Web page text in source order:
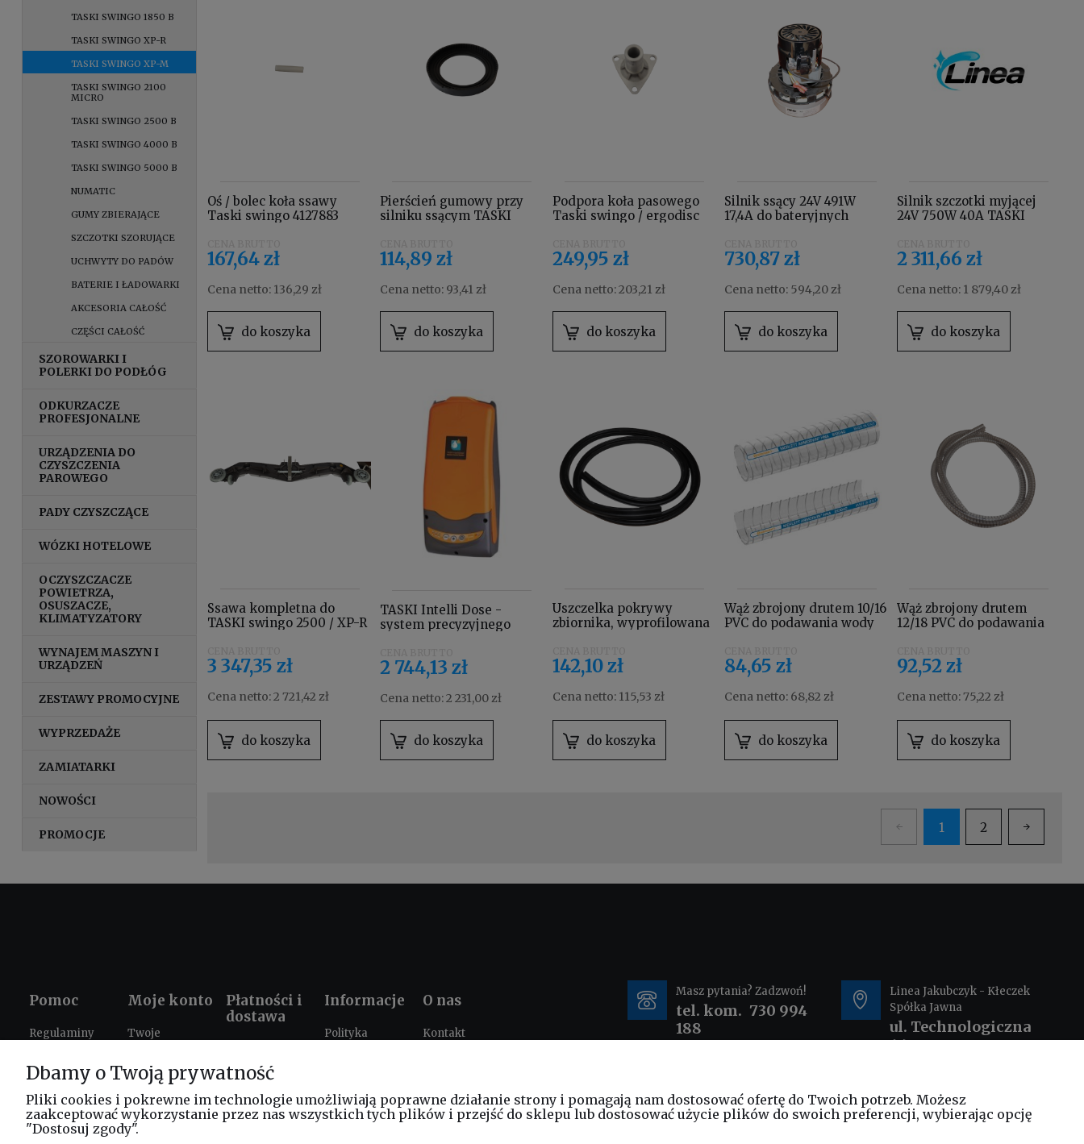
TASKI SWINGO 1850 B
TASKI SWINGO XP-R
TASKI SWINGO XP-M
TASKI SWINGO 2100
MICRO
TASKI SWINGO 2500 B
TASKI SWINGO 4000 B
TASKI SWINGO 5000 B
NUMATIC
GUMY ZBIERAJĄCE
SZCZOTKI SZORUJĄCE
UCHWYTY DO PADÓW
BATERIE I ŁADOWARKI
AKCESORIA CAŁOŚĆ
CZĘŚCI CAŁOŚĆ
SZOROWARKI I
POLERKI DO PODŁÓG
ODKURZACZE
PROFESJONALNE
URZĄDZENIA DO
CZYSZCZENIA
PAROWEGO
PADY CZYSZCZĄCE
WÓZKI HOTELOWE
OCZYSZCZACZE
POWIETRZA,
OSUSZACZE,
KLIMATYZATORY
WYNAJEM MASZYN I
URZĄDZEŃ
ZESTAWY PROMOCYJNE
WYPRZEDAŻE
ZAMIATARKI
NOWOŚCI
PROMOCJE
Oś / bolec koła ssawy
Taski swingo 4127883
167,64 zł
Cena netto: 136,29 zł
do koszyka
Pierścień gumowy przy
silniku ssącym TASKI
114,89 zł
Cena netto: 93,41 zł
do koszyka
Podpora koła pasowego
Taski swingo / ergodisc
249,95 zł
Cena netto:203,21 zł
do koszyka
Silnik ssący 24V 491W
17,4A do bateryjnych
1650 / 1850 / XP / 2100
4134417
730,87 zł
Cena netto: 594,20 zł
do koszyka
Silnik szczotki myjącej
24V 750W 40A TASKI
2 311,66 zł
Cena netto: 1 879,40 zł
do koszyka
Ssawa kompletna do
TASKI swingo 2500 / XP-R
3 347,35 zł
Cena netto:2 721,42 zł
do koszyka
TASKI Intelli Dose -
system precyzyjnego
2 744,13 zł
Cena netto:2 231,00 zł
do koszyka
Uszczelka pokrywy
zbiornika, wyprofilowana
142,10 zł
Cena netto: 115,53 zł
do koszyka
Wąż zbrojony drutem 10/16
PVC do podawania wody
84,65 zł
Cena netto: 68,82 zł
do koszyka
Wąż zbrojony drutem
12/18 PVC do podawania
92,52 zł
Cena netto:75,22 zł
do koszyka
1 2
Pomoc
Regulaminy
plików cookies
Zwroty i
reklamacje
FAQ
Moje konto
Twoje
Ustawienia
konta
Płatności i
dostawa
Czas i koszty
Informacje
Polityka
szkolenia
Program
O nas
Kontakt
Masz pytania? Zadzwoń!
tel. kom. 730 994
188
Linea Jakubczyk - Kłeczek
Spółka Jawna
ul. Technologiczna
44
sklep@elinea.com.pl
Dbamy o Twoją prywatność
Pliki cookies i pokrewne im technologie umożliwiają poprawne działanie strony i pomagają nam dostosować ofertę do Twoich potrzeb. Możesz
zaakceptować wykorzystanie przez nas wszystkich tych plików i przejść do sklepu lub dostosować użycie plików do swoich preferencji, wybierając opcję
"Dostosuj zgody".